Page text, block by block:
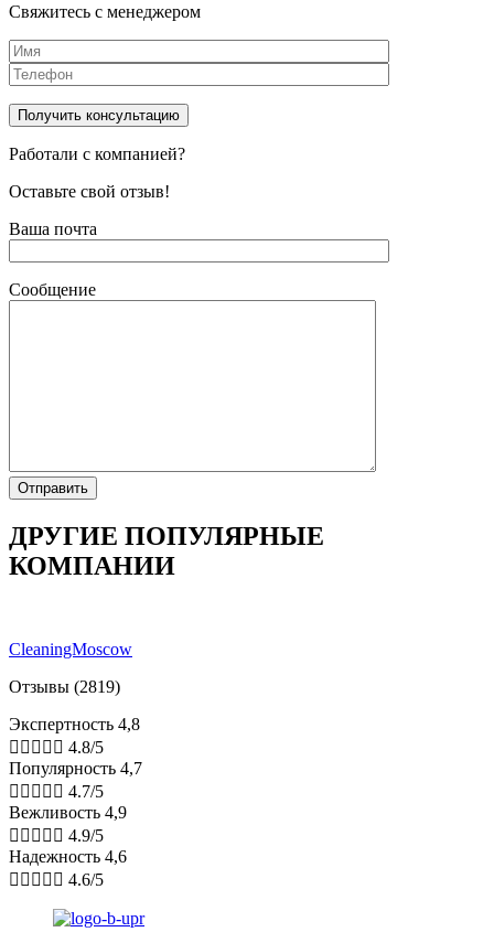
Свяжитесь с менеджером
Работали с компанией?
Оставьте свой отзыв!
Ваша почта
Сообщение
ДРУГИЕ ПОПУЛЯРНЫЕ
КОМПАНИИ
CleaningMoscow
Отзывы (2819)
Экспертность 4,8
     4.8/5
Популярность 4,7
     4.7/5
Вежливость 4,9
     4.9/5
Надежность 4,6
     4.6/5